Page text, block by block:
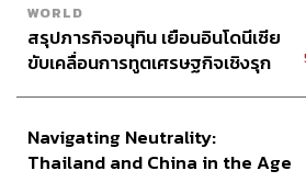
WORLD
สรุปภารกิจอนุทิน เยือนอินโดนีเซีย
ขับเคลื่อนการทูตเศรษฐกิจเชิงรุก
Navigating Neutrality:
Thailand and China in the Age